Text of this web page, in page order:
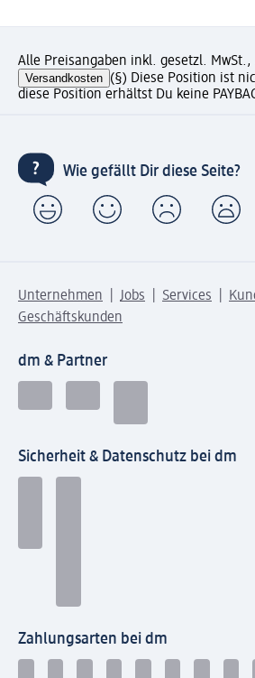
Alle Preisangaben inkl. gesetzl.
Versandkosten (§) Diese Position ist
diese Position erhältst Du keine
Wie gefällt Dir diese Seite?
Unternehmen Jobs Services
Geschäftskunden
dm & Partner
Sicherheit & Datenschutz bei dm
Zahlungsarten bei dm